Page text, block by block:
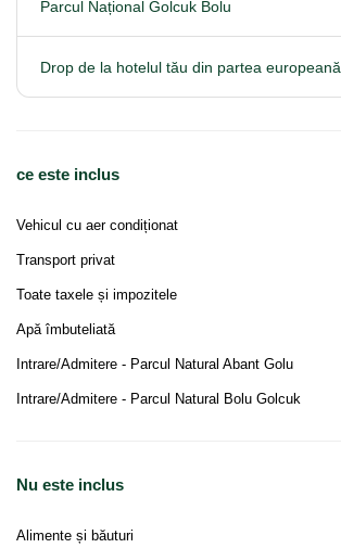
Parcul Național Golcuk Bolu
Drop de la hotelul tău din partea
ce este inclus
Vehicul cu aer condiționat
Transport privat
Toate taxele și impozitele
Apă îmbuteliată
Intrare/Admitere - Parcul Natural Abant Golu
Intrare/Admitere - Parcul Natural Bolu Golcuk
Nu este inclus
Alimente și băuturi